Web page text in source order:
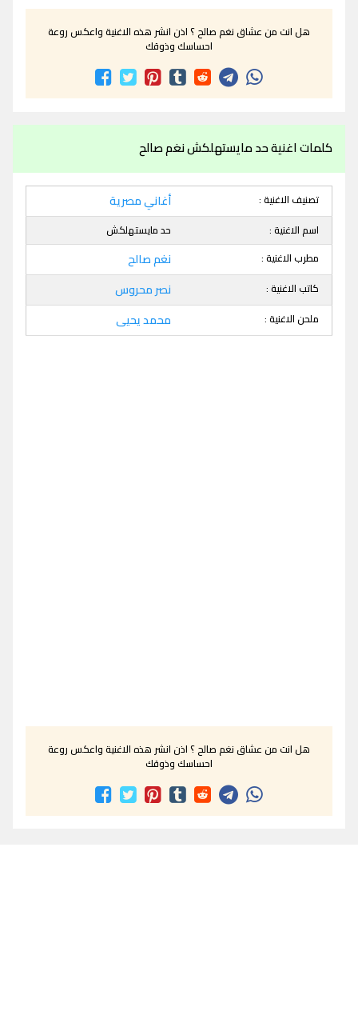
هل انت من عشاق نغم صالح ؟ اذن انشر هذه الاغنية واعكس روعة
احساسك وذوقك
كلمات اغنية حد مايستهلكش نغم صالح
تصنيف الاغنية : أغاني مصرية
اسم الاغنية :
حد مايستهلكش
مطرب الاغنية :
نغم صالح
كاتب الاغنية : نصر محروس
ملحن الاغنية : محمد يحيى
هل انت من عشاق نغم صالح ؟ اذن انشر هذه الاغنية واعكس روعة
احساسك وذوقك